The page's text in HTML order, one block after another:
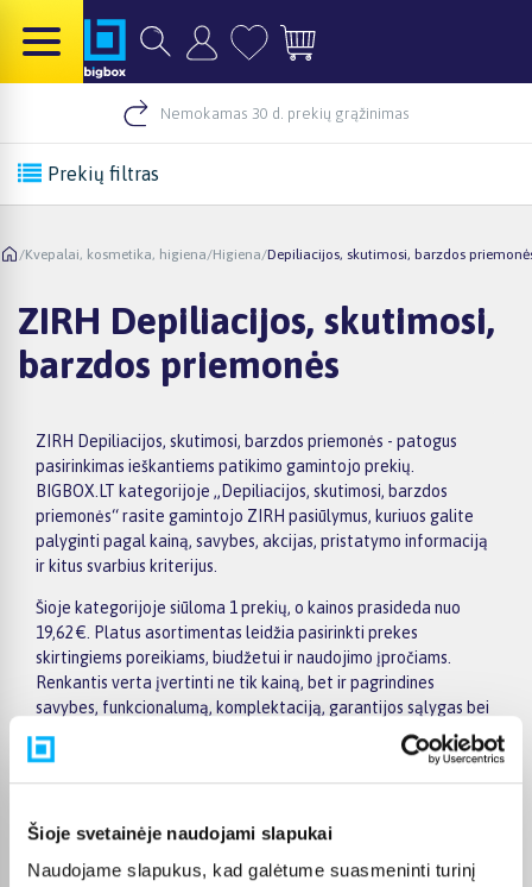
Šioje svetainėje naudojami slapukai
Naudojame slapukus, kad galėtume suasmeninti turinį
Nemokamas 30 d. prekių grąžinimas
Prekių filtras
/Kvepalai, kosmetika, higiena/Higiena/Depiliacijos, skutimosi, barzdos
ZIRH Depiliacijos, skutimosi,
barzdos priemonės
ZIRH Depiliacijos, skutimosi, barzdos priemonės - patogus
pasirinkimas ieškantiems patikimo gamintojo prekių.
BIGBOX.LT kategorijoje „Depiliacijos, skutimosi, barzdos
priemonės“ rasite gamintojo ZIRH pasiūlymus, kuriuos galite
palyginti pagal kainą, savybes, akcijas, pristatymo informaciją
ir kitus svarbius kriterijus.
Šioje kategorijoje siūloma 1 prekių, o kainos prasideda nuo
19,62 €. Platus asortimentas leidžia pasirinkti prekes
skirtingiems poreikiams, biudžetui ir naudojimo įpročiams.
Renkantis verta įvertinti ne tik kainą, bet ir pagrindines
savybes, funkcionalumą, komplektaciją, garantijos sąlygas bei
taikomus specialius pasiūlymus.
Atsižvelkite į jums svarbiausius kriterijus, pristatymo
informaciją ir prekės aprašymą, kad galėtumėte priimti patogų
ir apgalvotą sprendimą.